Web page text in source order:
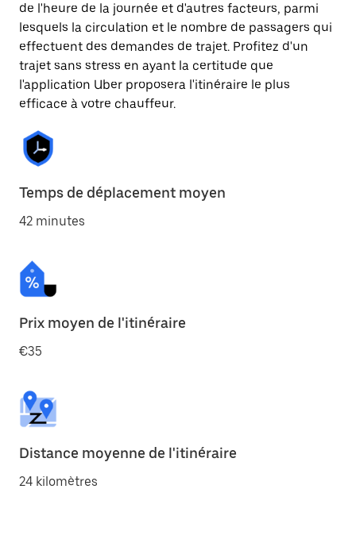
de l'heure de la journée et d'autres facteurs, parmi
lesquels la circulation et le nombre de passagers qui
effectuent des demandes de trajet. Profitez d'un
trajet sans stress en ayant la certitude que
l'application Uber proposera l'itinéraire le plus
efficace à votre chauffeur.
Temps de déplacement moyen
42 minutes
Prix moyen de l'itinéraire
€35
Distance moyenne de l'itinéraire
24 kilomètres